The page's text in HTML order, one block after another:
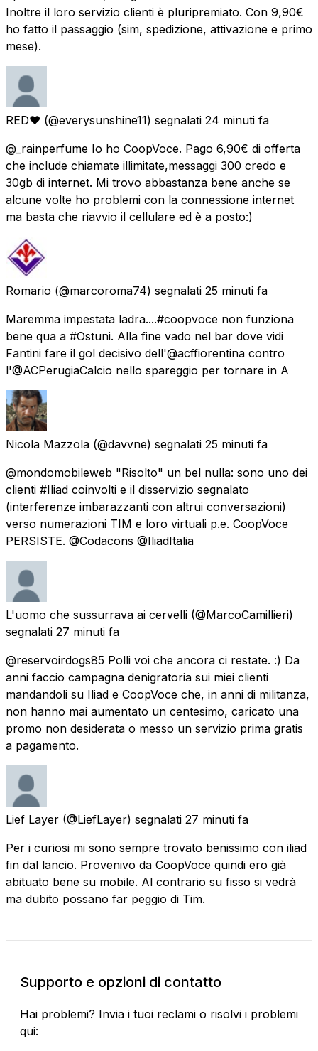
Inoltre il loro servizio clienti è pluripremiato. Con 9,90€
ho fatto il passaggio (sim, spedizione, attivazione e primo
mese).
RED♥ (@everysunshine11) segnalati 24 minuti fa
@_rainperfume Io ho CoopVoce. Pago 6,90€ di offerta
che include chiamate illimitate,messaggi 300 credo e
30gb di internet. Mi trovo abbastanza bene anche se
alcune volte ho problemi con la connessione internet
ma basta che riavvio il cellulare ed è a posto:)
Romario (@marcoroma74) segnalati 25 minuti fa
Maremma impestata ladra....#coopvoce non funziona
bene qua a #Ostuni. Alla fine vado nel bar dove vidi
Fantini fare il gol decisivo dell'@acffiorentina contro
l'@ACPerugiaCalcio nello spareggio per tornare in A
Nicola Mazzola (@davvne) segnalati 25 minuti fa
@mondomobileweb "Risolto" un bel nulla: sono uno dei
clienti #Iliad coinvolti e il disservizio segnalato
(interferenze imbarazzanti con altrui conversazioni)
verso numerazioni TIM e loro virtuali p.e. CoopVoce
PERSISTE. @Codacons @IliadItalia
L'uomo che sussurrava ai cervelli (@MarcoCamillieri)
segnalati 27 minuti fa
@reservoirdogs85 Polli voi che ancora ci restate. :) Da
anni faccio campagna denigratoria sui miei clienti
mandandoli su Iliad e CoopVoce che, in anni di militanza,
non hanno mai aumentato un centesimo, caricato una
promo non desiderata o messo un servizio prima gratis
a pagamento.
Lief Layer (@LiefLayer) segnalati 27 minuti fa
Per i curiosi mi sono sempre trovato benissimo con iliad
fin dal lancio. Provenivo da CoopVoce quindi ero già
abituato bene su mobile. Al contrario su fisso si vedrà
ma dubito possano far peggio di Tim.
Supporto e opzioni di contatto
Hai problemi? Invia i tuoi reclami o risolvi i problemi
qui: